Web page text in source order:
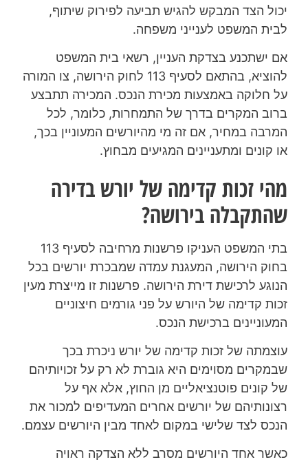
יכול הצד המבקש להגיש תביעה לפירוק שיתוף,
לבית המשפט לענייני משפחה.
אם ישתכנע בצדקת העניין, רשאי בית המשפט
להוציא, בהתאם לסעיף 113 לחוק הירושה, צו המורה
על חלוקה באמצעות מכירת הנכס. המכירה תתבצע
ברוב המקרים בדרך של התמחרות, כלומר, לכל
המרבה במחיר, אם זה מי מהיורשים המעוניין בכך,
או קונים ומתעניינים המגיעים מבחוץ.
מהי זכות קדימה של יורש בדירה
שהתקבלה בירושה?
בתי המשפט העניקו פרשנות מרחיבה לסעיף 113
בחוק הירושה, המעגנת עמדה שמבכרת יורשים בכל
הנוגע לרכישת דירת הירושה. פרשנות זו מייצרת מעין
זכות קדימה של היורש על פני גורמים חיצוניים
המעוניינים ברכישת הנכס.
עוצמתה של זכות קדימה של יורש ניכרת בכך
שבמקרים מסוימים היא גוברת לא רק על זכויותיהם
של קונים פוטנציאליים מן החוץ, אלא אף על
רצונותיהם של יורשים אחרים המעדיפים למכור את
הנכס לצד שלישי במקום לאחד מבין היורשים עצמם.
כאשר אחד היורשים מסרב ללא הצדקה ראויה